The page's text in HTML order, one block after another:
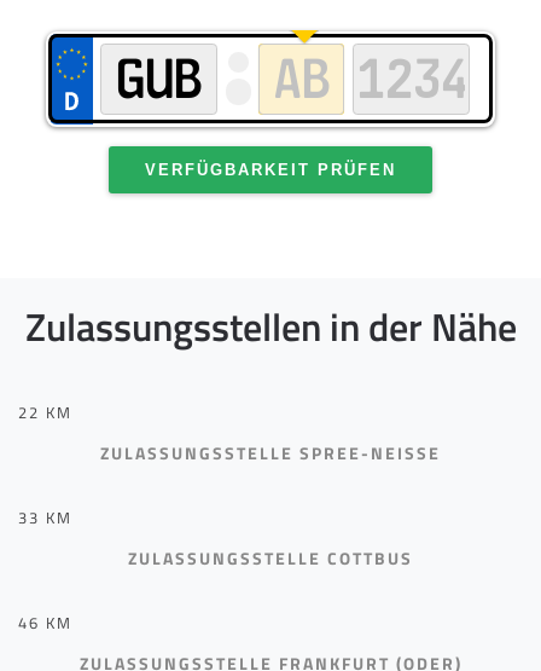
VERFÜGBARKEIT PRÜFEN
Zulassungsstellen in der Nähe
22 KM
ZULASSUNGSSTELLE SPREE-NEISSE
33 KM
ZULASSUNGSSTELLE COTTBUS
46 KM
ZULASSUNGSSTELLE FRANKFURT (ODER)